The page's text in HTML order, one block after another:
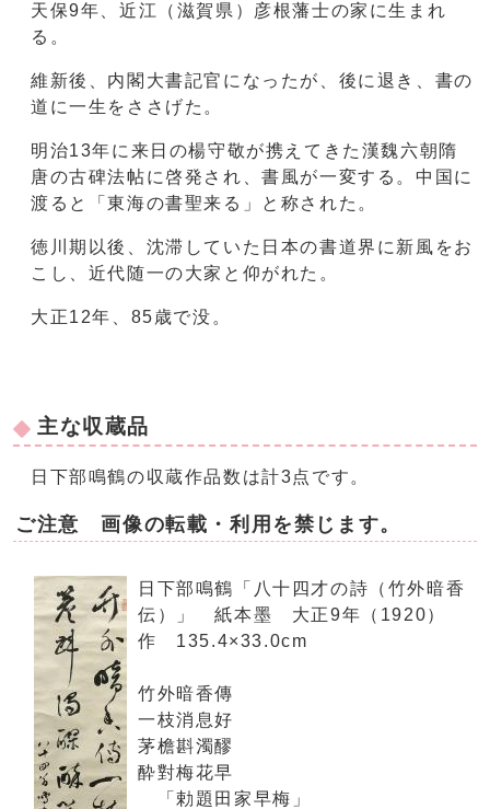
天保9年、近江（滋賀県）彦根藩士の家に生まれ
る。
維新後、内閣大書記官になったが、後に退き、書の
道に一生をささげた。
明治13年に来日の楊守敬が携えてきた漢魏六朝隋
唐の古碑法帖に啓発され、書風が一変する。中国に
渡ると「東海の書聖来る」と称された。
徳川期以後、沈滞していた日本の書道界に新風をお
こし、近代随一の大家と仰がれた。
大正12年、85歳で没。
主な収蔵品
日下部鳴鶴の収蔵作品数は計3点です。
ご注意 画像の転載・利用を禁じます。
日下部鳴鶴「八十四才の詩（竹外暗香
伝）」 紙本墨 大正9年（1920）
作 135.4×33.0cm
竹外暗香傳
一枝消息好
茅檐斟濁醪
酔對梅花早
「勅題田家早梅」